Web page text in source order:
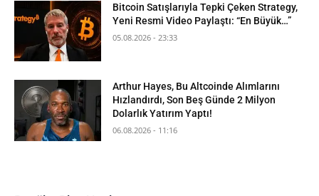
Bitcoin Satışlarıyla Tepki Çeken Strategy,
Yeni Resmi Video Paylaştı: “En Büyük…”
05.08.2026 - 23:33
Arthur Hayes, Bu Altcoinde Alımlarını
Hızlandırdı, Son Beş Günde 2 Milyon
Dolarlık Yatırım Yaptı!
06.08.2026 - 11:16